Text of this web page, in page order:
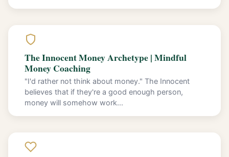
The Innocent Money Archetype | Mindful
Money Coaching
"I'd rather not think about money." The Innocent
believes that if they're a good enough person,
money will somehow work...